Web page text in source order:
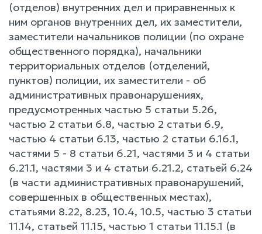
(отделов) внутренних дел и приравненных к
ним органов внутренних дел, их заместители,
заместители начальников полиции (по охране
общественного порядка), начальники
территориальных отделов (отделений,
пунктов) полиции, их заместители - об
административных правонарушениях,
предусмотренных частью 5 статьи 5.26,
частью 2 статьи 6.8, частью 2 статьи 6.9,
частью 4 статьи 6.13, частью 2 статьи 6.16.1,
частями 5 - 8 статьи 6.21, частями 3 и 4 статьи
6.21.1, частями 3 и 4 статьи 6.21.2, статьей 6.24
(в части административных правонарушений,
совершенных в общественных местах),
статьями 8.22, 8.23, 10.4, 10.5, частью 3 статьи
11.14, статьей 11.15, частью 1 статьи 11.15.1 (в